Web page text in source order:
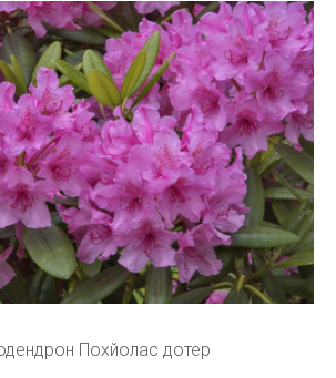
Похйолас дотер